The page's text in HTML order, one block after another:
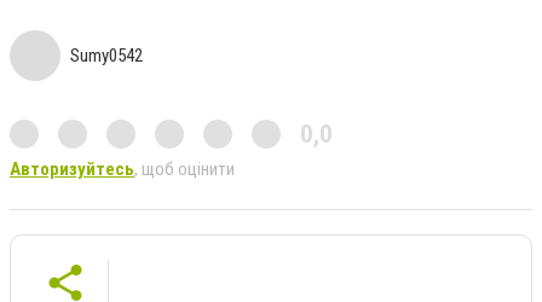
Sumy0542
0,0
Авторизуйтесь, щоб оцінити